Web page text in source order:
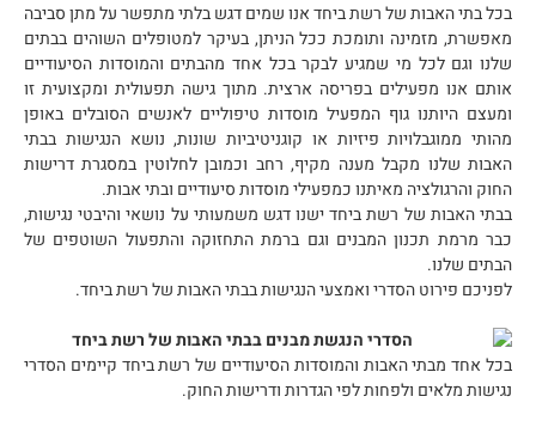
בכל בתי האבות של רשת ביחד אנו שמים דגש בלתי מתפשר על מתן סביבה
מאפשרת, מזמינה ותומכת ככל הניתן, בעיקר למטופלים השוהים בבתים
שלנו וגם לכל מי שמגיע לבקר בכל אחד מהבתים והמוסדות הסיעודיים
אותם אנו מפעילים בפריסה ארצית. מתוך גישה תפעולית ומקצועית זו
ומעצם היותנו גוף המפעיל מוסדות טיפוליים לאנשים הסובלים באופן
מהותי ממוגבלויות פיזיות או קוגניטיביות שונות, נושא הנגישות בבתי
האבות שלנו מקבל מענה מקיף, רחב וכמובן לחלוטין במסגרת דרישות
החוק והרגולציה מאיתנו כמפעילי מוסדות סיעודיים ובתי אבות.
בבתי האבות של רשת ביחד ישנו דגש משמעותי על נושאי והיבטי נגישות,
כבר מרמת תכנון המבנים וגם ברמת התחזוקה והתפעול השוטפים של
הבתים שלנו.
לפניכם פירוט הסדרי ואמצעי הנגישות בבתי האבות של רשת ביחד.
הסדרי הנגשת מבנים בבתי האבות של רשת ביחד
בכל אחד מבתי האבות והמוסדות הסיעודיים של רשת ביחד קיימים הסדרי
נגישות מלאים ולפחות לפי הגדרות ודרישות החוק.